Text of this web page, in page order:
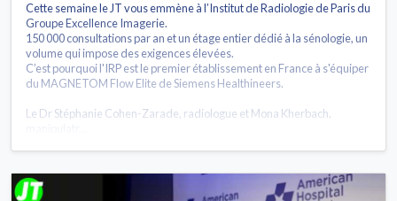
Cette semaine le JT vous emmène à l’Institut de Radiologie de Paris du
Groupe Excellence Imagerie.
150 000 consultations par an et un étage entier dédié à la sénologie, un
volume qui impose des exigences élevées.
C’est pourquoi l'IRP est le premier établissement en France à s'équiper
du MAGNETOM Flow Elite de Siemens Healthineers.
Le Dr Stéphanie Cohen-Zarade, radiologue et Mona Kherbach,